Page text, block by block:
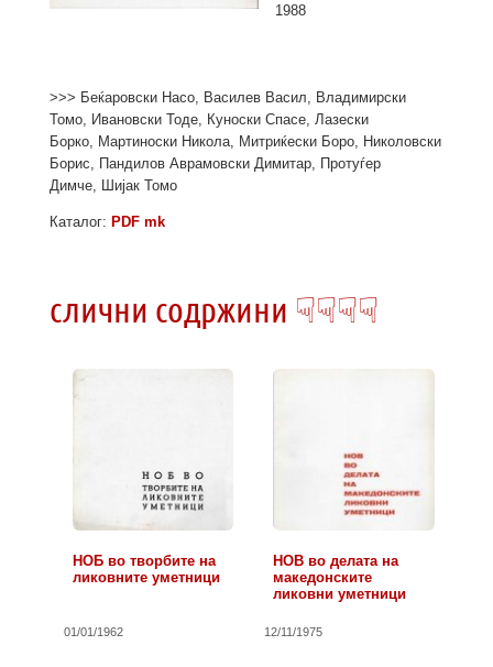
1988
>>> Беќаровски Насо, Василев Васил, Владимирски
Томо, Ивановски Тоде, Куноски Спасе, Лазески
Борко, Мартиноски Никола, Митриќески Боро, Николовски
Борис, Пандилов Аврамовски Димитар, Протуѓер
Димче, Шијак Томо
Каталог: PDF mk
слични содржини ☟☟☟☟
НОБ во творбите на
ликовните уметници
01/01/1962
НОВ во делата на
македонските
ликовни уметници
12/11/1975